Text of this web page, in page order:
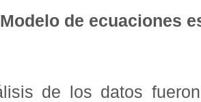
de ecuaciones
de los datos